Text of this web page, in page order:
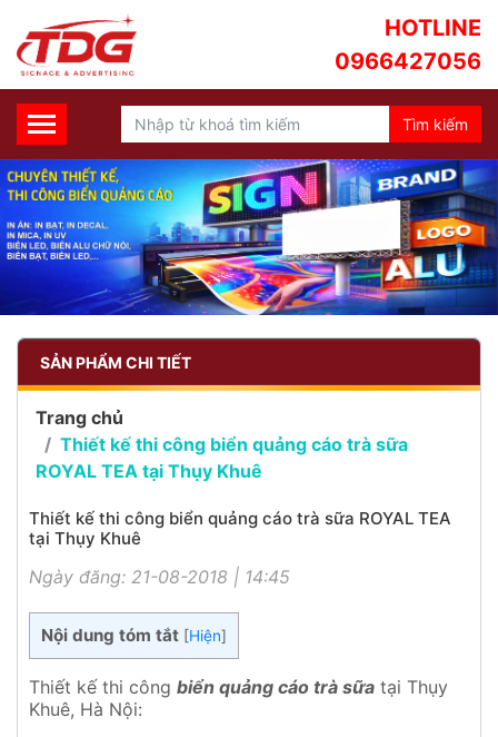
HOTLINE
0966427056
SẢN PHẨM CHI TIẾT
Trang chủ
Thiết kế thi công biển quảng cáo trà sữa
ROYAL TEA tại Thụy Khuê
Thiết kế thi công biển quảng cáo trà sữa ROYAL TEA
tại Thụy Khuê
Ngày đăng: 21-08-2018 | 14:45
Nội dung tóm tắt [Hiện]
Thiết kế thi công biển quảng cáo trà sữa tại Thụy
Khuê, Hà Nội: